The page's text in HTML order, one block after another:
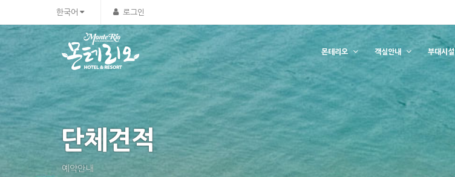
한국어 로그인
몬테리오 객실안내 부대시설
단체견적
예약안내
Sketchbook5, 스케치북5